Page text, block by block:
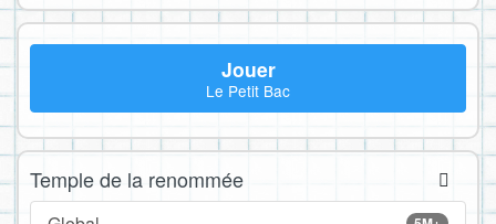
Jouer
Le Petit Bac
Temple de la renommée